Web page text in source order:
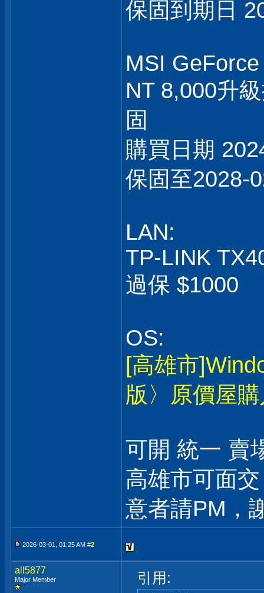
保固到期日
MSI
NT 8,000升
固
購買日期
保固至2028-
LAN:
TP-LINK
過保 $1000
OS:
[高雄市
版〉原價屋
可開 統一 賣
高雄市可面交
意者請PM，
2026-03-01, 01:25 AM #2
all5877
Major Member 引用: